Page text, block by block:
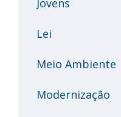
Jovens
Lei
Meio Ambiente
Modernização